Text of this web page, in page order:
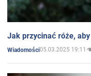
Jak przycinać róże,
Wiadomości05.03.2025 19:11